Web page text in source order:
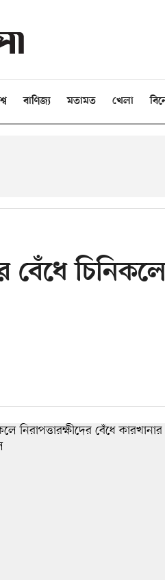
বাণিজ্য মতামত খেলা
বেঁধে